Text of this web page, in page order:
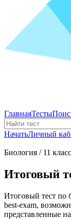
ГлавнаяТесты
НачатьЛичный
Биология / 11 класс
Итоговый
Итоговый тест по
best-exam,
представленные